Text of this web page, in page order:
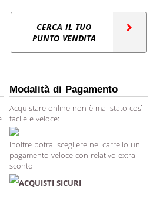
CERCA IL TUO
PUNTO VENDITA
Modalità di Pagamento
Acquistare online non è mai stato così
facile e veloce:
Inoltre potrai scegliere nel carrello un
pagamento veloce con relativo extra
sconto
ACQUISTI SICURI